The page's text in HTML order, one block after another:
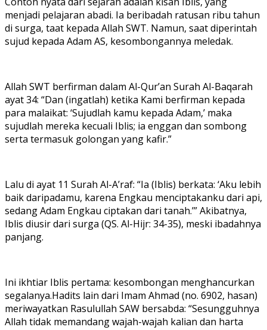
menjadi pelajaran abadi. Ia beribadah ratusan ribu tahun
di surga, taat kepada Allah SWT. Namun, saat diperintah
sujud kepada Adam AS, kesombongannya meledak.
Allah SWT berfirman dalam Al-Qur’an Surah Al-Baqarah
ayat 34: “Dan (ingatlah) ketika Kami berfirman kepada
para malaikat: ‘Sujudlah kamu kepada Adam,’ maka
sujudlah mereka kecuali Iblis; ia enggan dan sombong
serta termasuk golongan yang kafir.”
Lalu di ayat 11 Surah Al-A’raf: “Ia (Iblis) berkata: ‘Aku lebih
baik daripadamu, karena Engkau menciptakanku dari api,
sedang Adam Engkau ciptakan dari tanah.’” Akibatnya,
Iblis diusir dari surga (QS. Al-Hijr: 34-35), meski ibadahnya
panjang.
Ini ikhtiar Iblis pertama: kesombongan menghancurkan
segalanya.Hadits lain dari Imam Ahmad (no. 6902, hasan)
meriwayatkan Rasulullah SAW bersabda: “Sesungguhnya
Allah tidak memandang wajah-wajah kalian dan harta